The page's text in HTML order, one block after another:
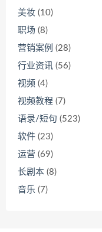
美妆 (10)
职场 (8)
营销案例 (28)
行业资讯 (56)
视频 (4)
视频教程 (7)
语录/短句 (523)
软件 (23)
运营 (69)
长剧本 (8)
音乐 (7)